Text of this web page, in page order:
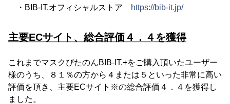
・BIB-IT.オフィシャルストア
https://bib-it.jp/
主要ECサイト、総合評価４．４を獲得
これまでマスクぴたのんBIB-IT.+をご購入頂いたユーザー
様のうち、８１％の方から４または５といった非常に高い
評価を頂き、主要ECサイト※の総合評価４．４を獲得し
ました。